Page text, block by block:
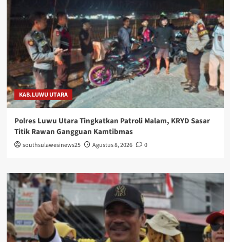
KAB.LUWU UTARA
Polres Luwu Utara Tingkatkan Patroli Malam, KRYD Sasar
Titik Rawan Gangguan Kamtibmas
southsulawesinews25 Agustus 8, 2026 0